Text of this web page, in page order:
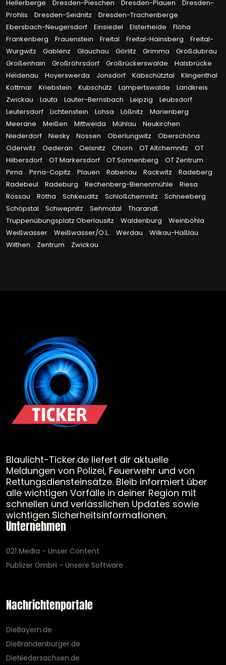
Hellerberge
Dresden-Pieschen Dresden-Plauen
Dresden-
Prohlis
Dresden-Seidnitz
Dresden-Trachenberge
Ebersbach-Neugersdorf
Einsiedel Elsterheide
Flöha
Frankenberg
Frauenstein Freital Freital-Hainsberg
Freital-
Wurgwitz
Gablenz Glauchau Görlitz Grimma
Großdubrau
Großenhain
Großröhrsdorf Großrückerswalde
Halsbrücke
Heidenau
Hoyerswerda Jonsdorf Käbschütztal
Klingenthal
Kottmar
Kriebstein Kubschütz Lampertswalde
Landkreis
Zwickau
Lauta Lauter-Bernsbach Leipzig
Leubsdorf
Leutersdorf
Lichtenstein Lohsa Lößnitz
Marienberg
Meerane
Meißen Mittweida Mühlau
Neukirchen
Niederdorf
Niesky Nossen Oberlungwitz
Oberschöna
Oderwitz
Oederan Oelsnitz Ohorn OT Altchemnitz
OT
Hilbersdorf
OT Markersdorf OT Sonnenberg
OT Zentrum
Pirna
Pirna-Copitz Plauen Rabenau Rackwitz
Radeberg
Radebeul
Radeburg Rechenberg-Bienenmühle
Riesa
Rossau
Rötha Schkeuditz Schloßchemnitz
Schneeberg
Schöpstal
Schwepnitz Sehmatal
Tharandt
Truppenübungsplatz Oberlausitz
Waldenburg
Weinböhla
Weißwasser
Weißwasser/O.L. Werdau
Wilkau-Haßlau
Wilthen
Zentrum Zwickau
Blaulicht-Ticker.de liefert dir aktuelle
Meldungen von Polizei, Feuerwehr und von
Rettungsdiensteinsätze. Bleib informiert über
alle wichtigen Vorfälle in deiner Region mit
schnellen und verlässlichen Updates sowie
wichtigen Sicherheitsinformationen.
Unternehmen
021 Media - Unser Content
Publizer GmbH - Unsere Software
Nachrichtenportale
DieBayern.de
DieBrandenburger.de
DieNiedersachsen.de